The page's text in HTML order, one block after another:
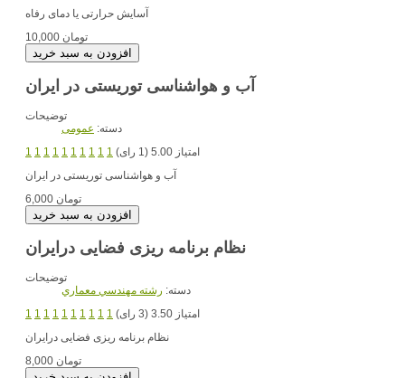
10,000 تومان
آب و هواشناسی توریستی در ایران
توضیحات
دسته: عمومی
1 1 1 1 1 1 1 1 1 1
امتیاز 5.00 (1 رای)
6,000 تومان
نظام برنامه ریزی فضایی درایران
توضیحات
دسته: رشته مهندسي معماري
1 1 1 1 1 1 1 1 1 1
امتیاز 3.50 (3 رای)
نظام برنامه ریزی فضایی درایران
8,000 تومان